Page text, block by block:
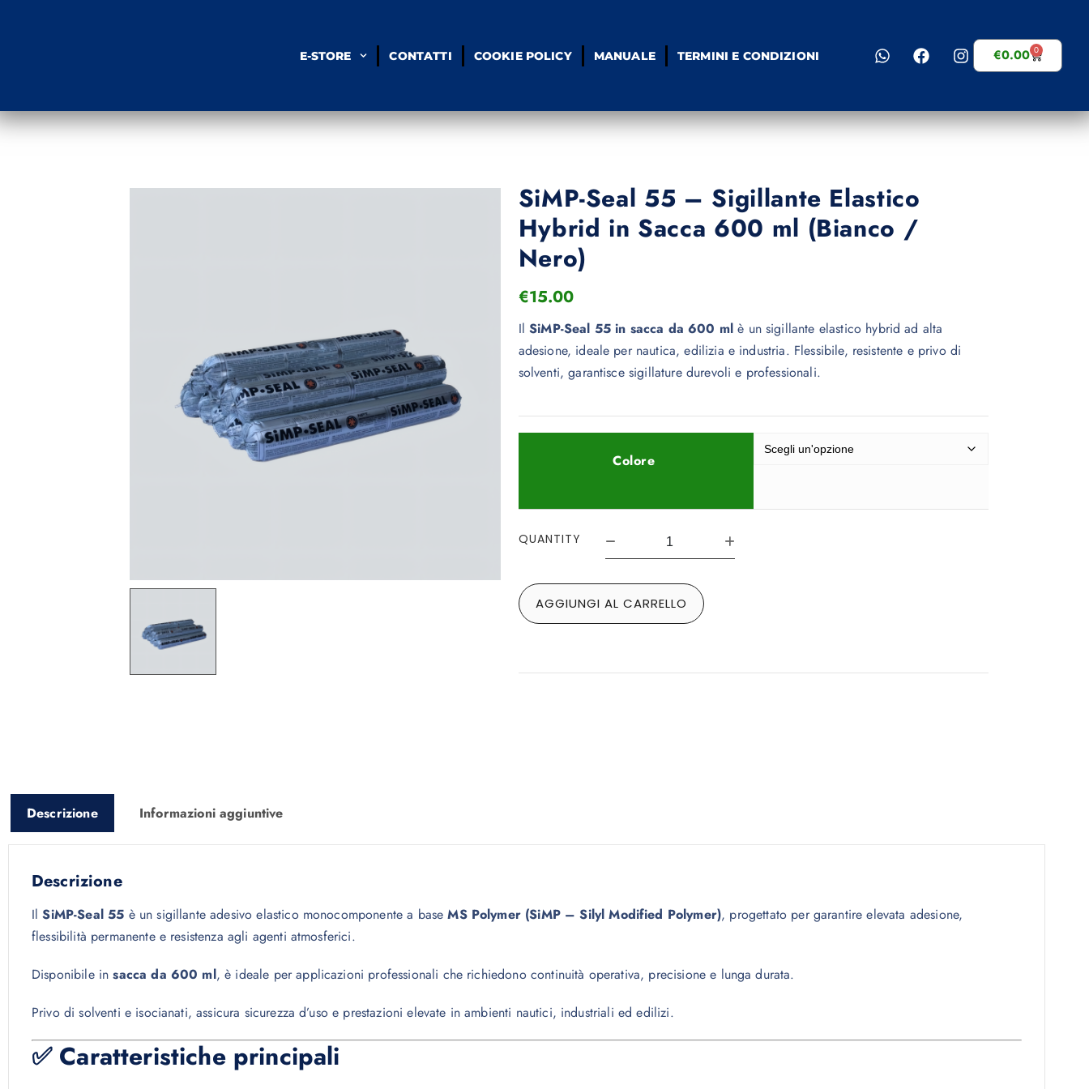
E-STORE CONTATTI COOKIE POLICY MANUALE TERMINI E CONDIZIONI €0.00 0
SiMP-Seal 55 – Sigillante Elastico
Hybrid in Sacca 600 ml (Bianco /
Nero)
€15.00
IlSiMP-Seal 55 in sacca da 600 ml è un sigillante elastico hybrid ad alta
adesione, ideale per nautica, edilizia e industria. Flessibile, resistente e privo di
solventi, garantisce sigillature durevoli e professionali.
Colore
QUANTITY
AGGIUNGI AL CARRELLO
Descrizione Informazioni aggiuntive
Descrizione
IlSiMP-Seal 55 è un sigillante adesivo elastico monocomponente a baseMS Polymer (SiMP – Silyl Modified Polymer), progettato per garantire elevata adesione,
flessibilità permanente e resistenza agli agenti atmosferici.
Disponibile insacca da 600 ml, è ideale per applicazioni professionali che richiedono continuità operativa, precisione e lunga durata.
Privo di solventi e isocianati, assicura sicurezza d’uso e prestazioni elevate in ambienti nautici, industriali ed edilizi.
✅ Caratteristiche principali